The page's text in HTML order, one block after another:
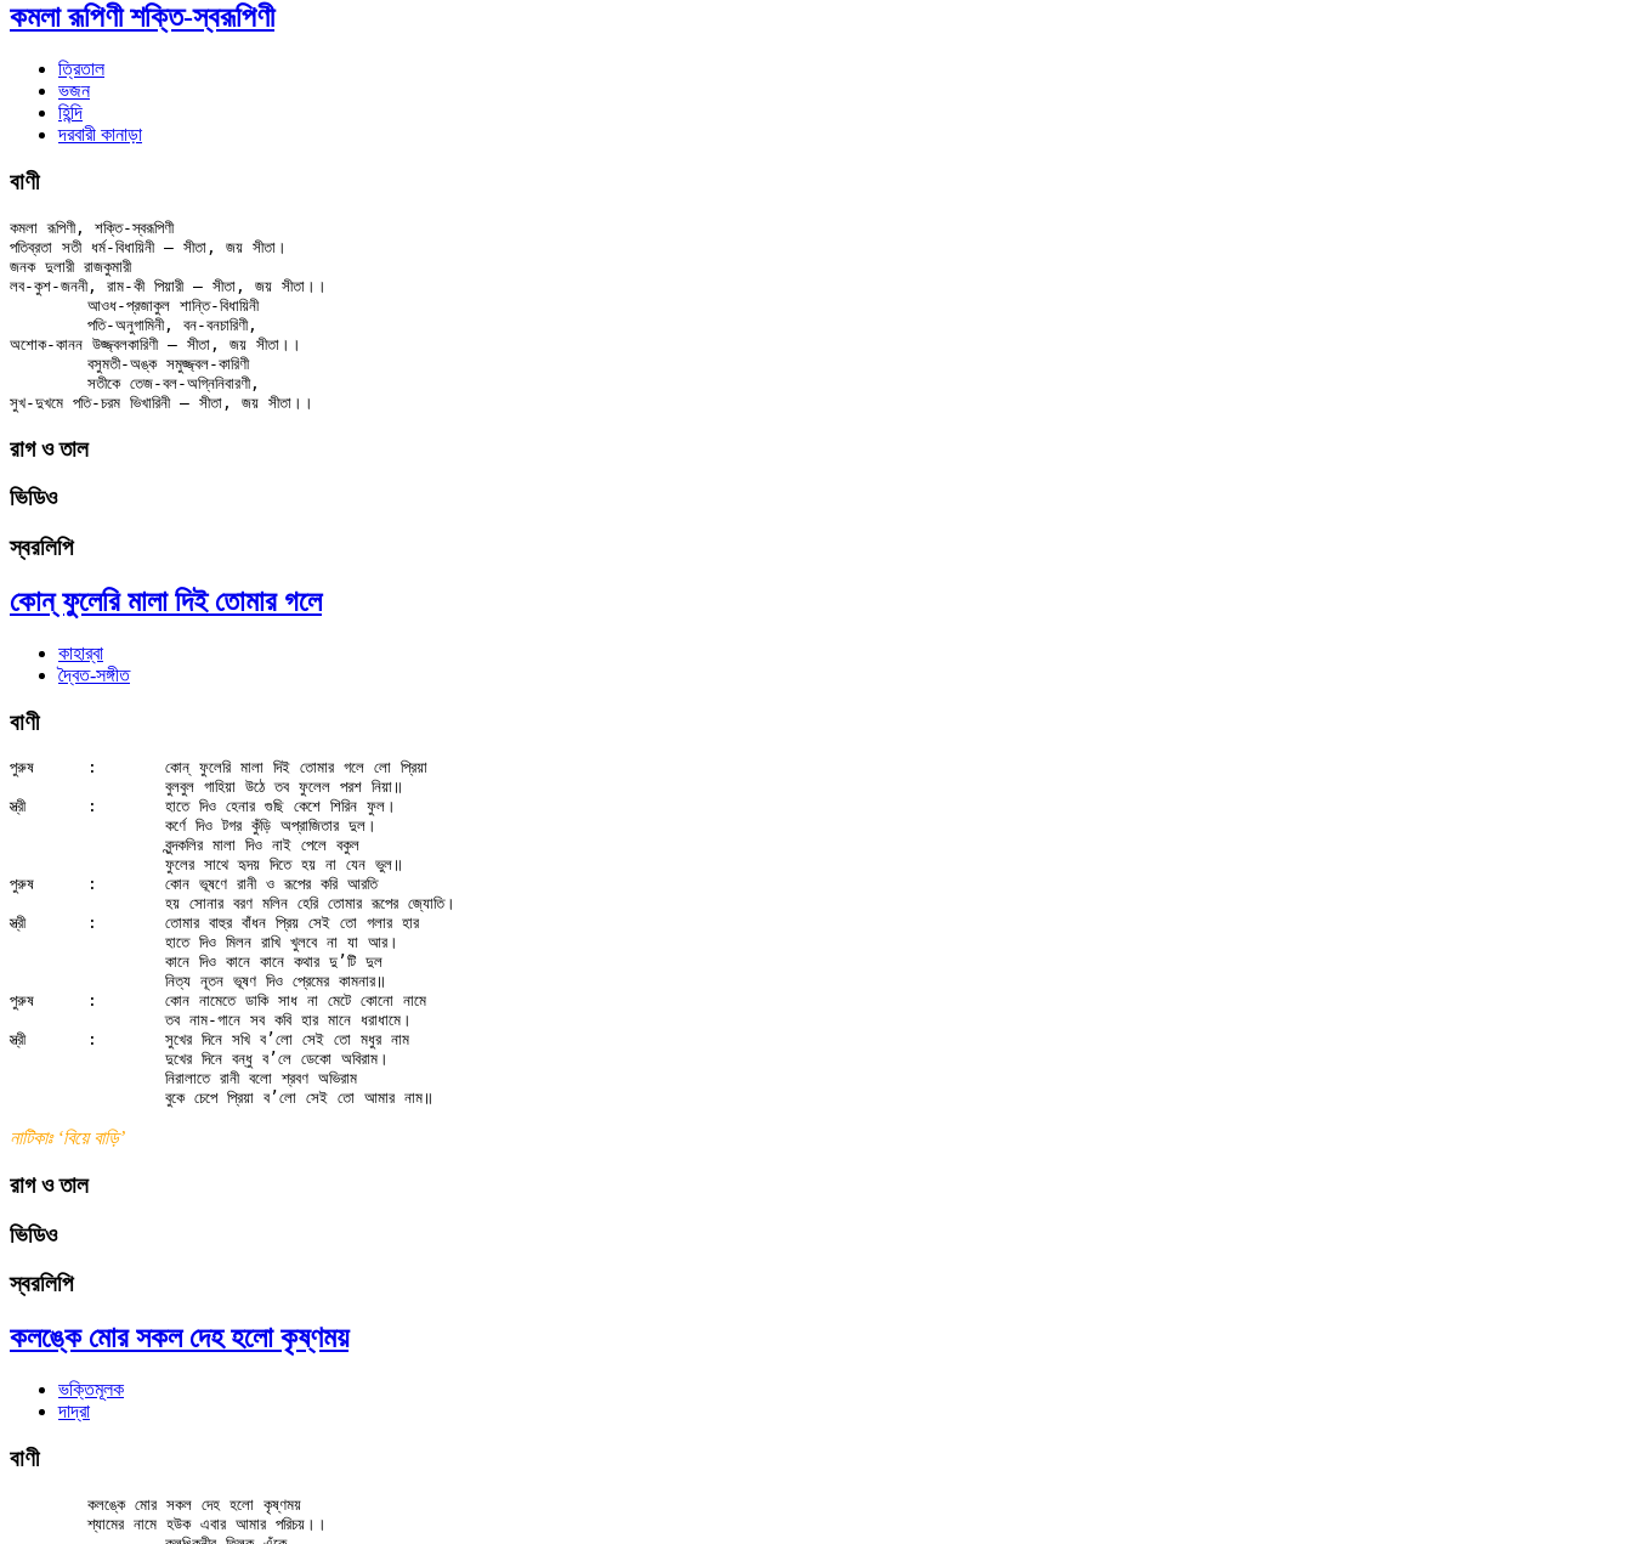
কমলা রূপিণী শক্তি-স্বরূপিণী
ত্রিতাল
ভজন
হিন্দি
দরবারী কানাড়া
বাণী
কমলা রূপিণী, শক্তি-স্বরূপিণী
পতিব্রতা সতী ধর্ম-বিধায়িনী — সীতা, জয় সীতা।
জনক দুলারী রাজকুমারী
লব-কুশ-জননী, রাম-কী পিয়ারী — সীতা, জয় সীতা।।
অশোক-কানন উজ্জ্বলকারিণী — সীতা, জয় সীতা।।
রাগ ও তাল
ভিডিও
স্বরলিপি
কোন্ ফুলেরি মালা দিই তোমার গলে
কাহার্‌বা
দ্বৈত-সঙ্গীত
বাণী
পুরুষ	:	কোন্ ফুলেরি মালা দিই তোমার গলে লো প্রিয়া
স্ত্রী	:	হাতে দিও হেনার গুছি কেশে শিরিন ফুল।
		বুন্দকলির মালা দিও নাই পেলে বকুল
পুরুষ	:	কোন ভূষণে রানী ও রূপের করি আরতি
স্ত্রী	:	তোমার বাহুর বাঁধন প্রিয় সেই তো গলার হার
পুরুষ	:	কোন নামেতে ডাকি সাধ না মেটে কোনো নামে
		তব নাম-গানে সব কবি হার মানে ধরাধামে।
স্ত্রী	:	সুখের দিনে সখি ব’লো সেই তো মধুর নাম
নাটিকাঃ ‘বিয়ে বাড়ি’
রাগ ও তাল
ভিডিও
স্বরলিপি
কলঙ্কে মোর সকল দেহ হলো কৃষ্ণময়
ভক্তিমূলক
দাদ্‌রা
বাণী
	শ্যামের নামে হউক এবার আমার পরিচয়।।